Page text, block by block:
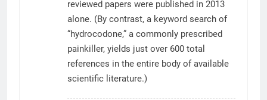
reviewed papers were published in 2013
alone. (By contrast, a keyword search of
“hydrocodone,” a commonly prescribed
painkiller, yields just over 600 total
references in the entire body of available
scientific literature.)